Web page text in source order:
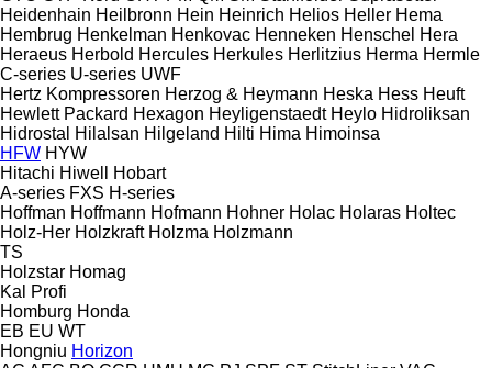
Heidenhain Heilbronn Hein Heinrich Helios Heller Hema
Hembrug Henkelman Henkovac Henneken Henschel Hera
Heraeus Herbold Hercules Herkules Herlitzius Herma Hermle
C-series U-series UWF
Hertz Kompressoren Herzog & Heymann Heska Hess Heuft
Hewlett Packard Hexagon Heyligenstaedt Heylo Hidroliksan
Hidrostal
Hilalsan Hilgeland Hilti Hima Himoinsa
HFW HYW
Hitachi Hiwell
Hobart
A-series FXS H-series
Hoffman Hoffmann Hofmann Hohner Holac Holaras Holtec
Holz-Her Holzkraft Holzma Holzmann
TS
Holzstar Homag
Kal
Profi
Homburg Honda
EB EU WT
Hongniu Horizon